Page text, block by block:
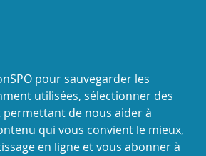
pour sauvegarder les
utilisées, sélectionner des
de nous aider à
qui vous convient le mieux,
en ligne et vous abonner à